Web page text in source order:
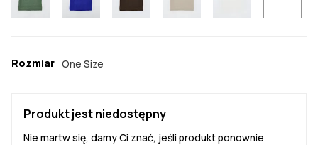
Rozmiar One Size
Produkt jest niedostępny
Nie martw się, damy Ci znać, jeśli produkt ponownie